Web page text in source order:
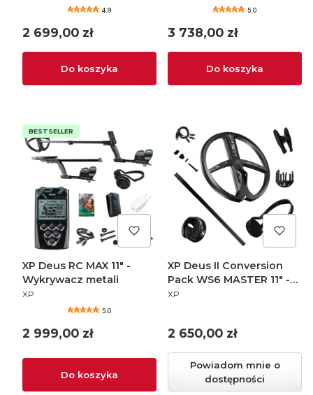
4.9
Cena
2 699,00 zł
Do koszyka
5.0
Cena
3 738,00 zł
Do koszyka
BESTSELLER
XP Deus RC MAX 11" -
Wykrywacz metali
PRODUCENT
XP
5.0
Cena
2 999,00 zł
Do koszyka
XP Deus II Conversion
Pack WS6 MASTER 11" -
Wykrywacz metali
PRODUCENT
XP
Cena
2 650,00 zł
Powiadom mnie o
dostępności